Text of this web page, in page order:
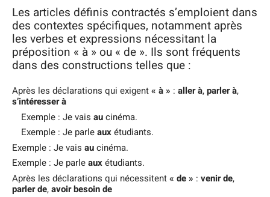
Les articles définis contractés s’emploient dans
des contextes spécifiques, notamment après
les verbes et expressions nécessitant la
préposition « à » ou « de ». Ils sont fréquents
dans des constructions telles que :
Après les déclarations qui exigent« à » : aller à,parler à,
s’intéresser à
Exemple : Je vais aucinéma.
Exemple : Je parleauxétudiants.
Exemple : Je vais aucinéma.
Exemple : Je parleauxétudiants.
Après les déclarations qui nécessitent« de » : venir de,
parler de,avoir besoin de